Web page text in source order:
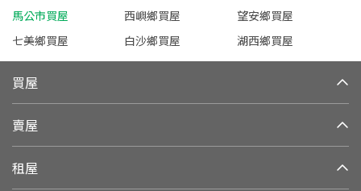
馬公市買屋 西嶼鄉買屋
望安鄉買屋
七美鄉買屋
白沙鄉買屋 湖西鄉買屋
買屋
賣屋
租屋